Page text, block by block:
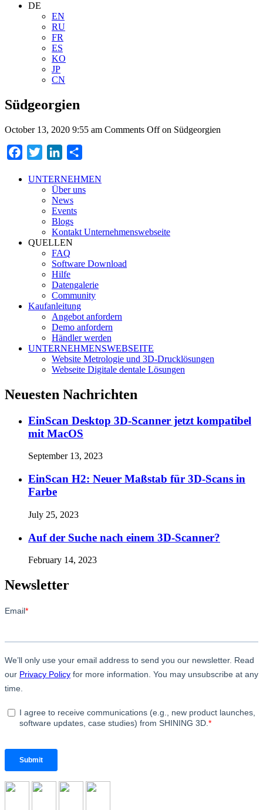
DE
EN
RU
FR
ES
KO
JP
CN
Südgeorgien
October 13, 2020 9:55 am Comments Offon Südgeorgien
Facebook
Twitter LinkedIn
UNTERNEHMEN
Über uns
News
Events
Blogs
Kontakt Unternehmenswebseite
QUELLEN
FAQ
Software Download
Hilfe
Datengalerie
Community
Kaufanleitung
Angebot anfordern
Demo anfordern
Händler werden
UNTERNEHMENSWEBSEITE
Website Metrologie und 3D-Drucklösungen
Webseite Digitale dentale Lösungen
Neuesten Nachrichten
EinScan Desktop 3D-Scanner jetzt kompatibel
mit MacOS
September 13, 2023
EinScan H2: Neuer Maßstab für 3D-Scans in
Farbe
July 25, 2023
Auf der Suche nach einem 3D-Scanner?
February 14, 2023
Newsletter